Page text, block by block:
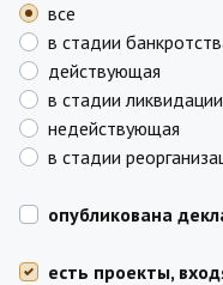
все
в стадии
действующая
в стадии ликвидации
недействующая
в стадии
опубликована
есть проекты,